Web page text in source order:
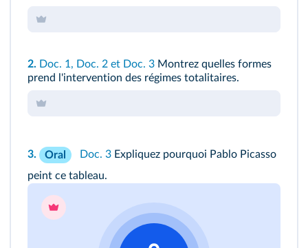
2. Doc. 1, Doc. 2 et Doc. 3 Montrez quelles formes
prend l'intervention des régimes totalitaires.
3. Oral Doc. 3 Expliquez pourquoi Pablo Picasso
peint ce tableau.